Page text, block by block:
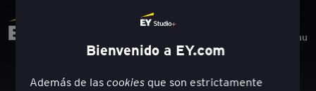
Menu
Bienvenido a EY.com
Además de lascookies que son estrictamente